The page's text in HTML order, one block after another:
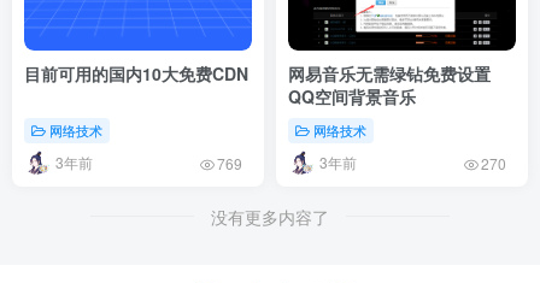
目前可用的国内10大免费CDN
网络技术
3年前 769
网易音乐无需绿钻免费设置
QQ空间背景音乐
网络技术
3年前 270
没有更多内容了